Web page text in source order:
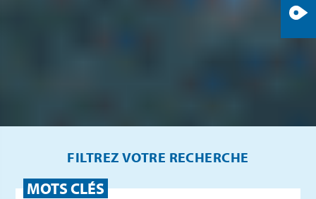
FILTREZ VOTRE RECHERCHE
MOTS CLÉS